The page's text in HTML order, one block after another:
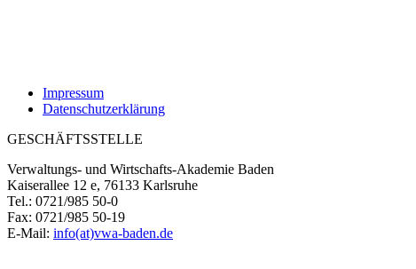
Impressum
Datenschutzerklärung
GESCHÄFTSSTELLE
Verwaltungs- und Wirtschafts-Akademie Baden
Kaiserallee 12 e, 76133 Karlsruhe
Tel.: 0721/985 50-0
Fax: 0721/985 50-19
E-Mail: info(at)vwa-baden.de